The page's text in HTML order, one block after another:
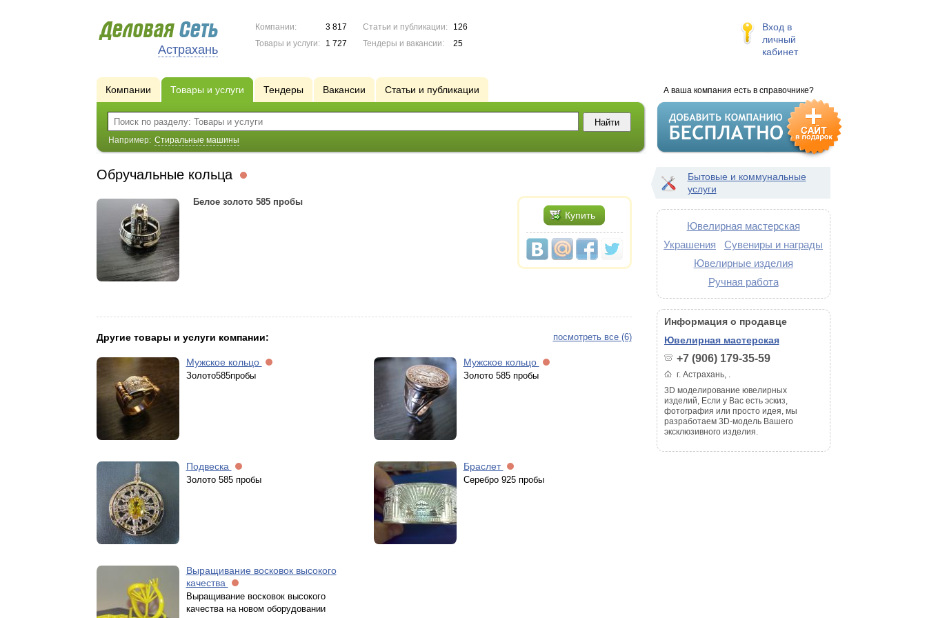
Астрахань
Компании:
3 817
Товары и услуги:
1 727
Статьи и публикации:
126
Тендеры и вакансии:
25
Вход в
личный
кабинет
А ваша компания есть в справочнике?
Компании Товары и услуги Тендеры Вакансии Статьи и публикации
Например: Стиральные машины
Обручальные кольца
Купить
Белое золото 585 пробы
посмотреть все (6)
Другие товары и услуги компании:
Мужское кольцо
Золото585пробы
Мужское кольцо
Золото 585 пробы
Подвеска
Золото 585 пробы
Браслет
Серебро 925 пробы
Выращивание восковок высокого
качества
Выращивание восковок высокого
качества на новом оборудовании
Бытовые и коммунальные
услуги
Ювелирная мастерская
Украшения
Сувениры и награды
Ювелирные изделия
Ручная работа
Информация о продавце
Ювелирная мастерская
+7 (906) 179-35-59
г. Астрахань, .
3D моделирование ювелирных
изделий, Если у Вас есть эскиз,
фотография или просто идея, мы
разработаем 3D-модель Вашего
эксклюзивного изделия.